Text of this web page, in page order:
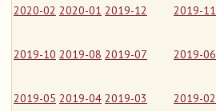
2020-02 2020-01 2019-12 2019-11
2019-10 2019-08 2019-07 2019-06
2019-05 2019-04 2019-03 2019-02